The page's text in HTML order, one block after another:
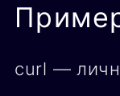
curl —